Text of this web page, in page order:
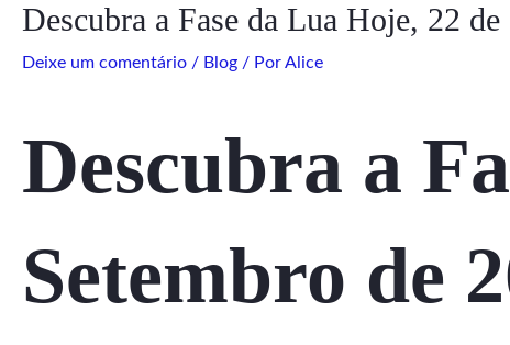
Descubra a Fase da Lua Hoje, 22
Deixe um comentário / Blog / PorAlice
Descubra a
Setembro de